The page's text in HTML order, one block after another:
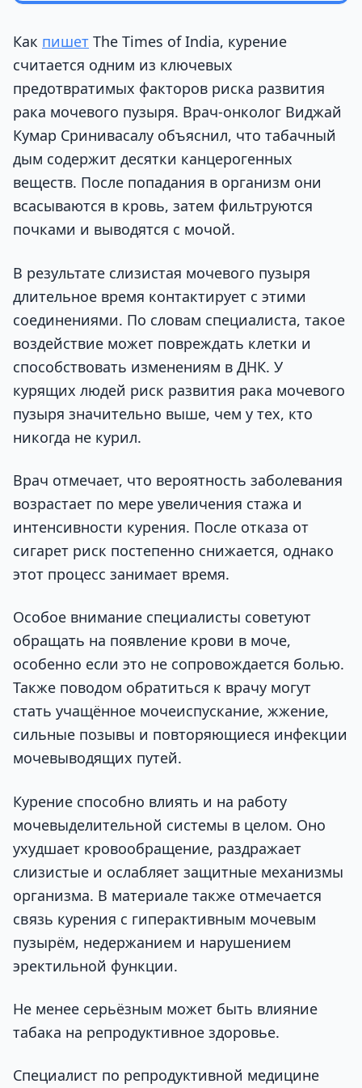
Как пишет The Times of India, курение
считается одним из ключевых
предотвратимых факторов риска развития
рака мочевого пузыря. Врач-онколог Виджай
Кумар Сринивасалу объяснил, что табачный
дым содержит десятки канцерогенных
веществ. После попадания в организм они
всасываются в кровь, затем фильтруются
почками и выводятся с мочой.
В результате слизистая мочевого пузыря
длительное время контактирует с этими
соединениями. По словам специалиста, такое
воздействие может повреждать клетки и
способствовать изменениям в ДНК. У
курящих людей риск развития рака мочевого
пузыря значительно выше, чем у тех, кто
никогда не курил.
Врач отмечает, что вероятность заболевания
возрастает по мере увеличения стажа и
интенсивности курения. После отказа от
сигарет риск постепенно снижается, однако
этот процесс занимает время.
Особое внимание специалисты советуют
обращать на появление крови в моче,
особенно если это не сопровождается болью.
Также поводом обратиться к врачу могут
стать учащённое мочеиспускание, жжение,
сильные позывы и повторяющиеся инфекции
мочевыводящих путей.
Курение способно влиять и на работу
мочевыделительной системы в целом. Оно
ухудшает кровообращение, раздражает
слизистые и ослабляет защитные механизмы
организма. В материале также отмечается
связь курения с гиперактивным мочевым
пузырём, недержанием и нарушением
эректильной функции.
Не менее серьёзным может быть влияние
табака на репродуктивное здоровье.
Специалист по репродуктивной медицине